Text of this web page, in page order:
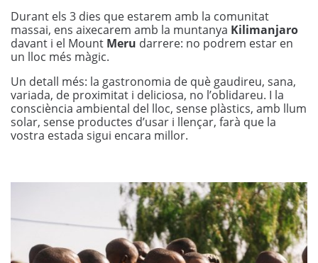
Durant els 3 dies que estarem amb la comunitat
massai, ens aixecarem amb la muntanya Kilimanjaro
davant i el Mount Meru darrere: no podrem estar en
un lloc més màgic.
Un detall més: la gastronomia de què gaudireu, sana,
variada, de proximitat i deliciosa, no l’oblidareu. I la
consciència ambiental del lloc, sense plàstics, amb llum
solar, sense productes d’usar i llençar, farà que la
vostra estada sigui encara millor.